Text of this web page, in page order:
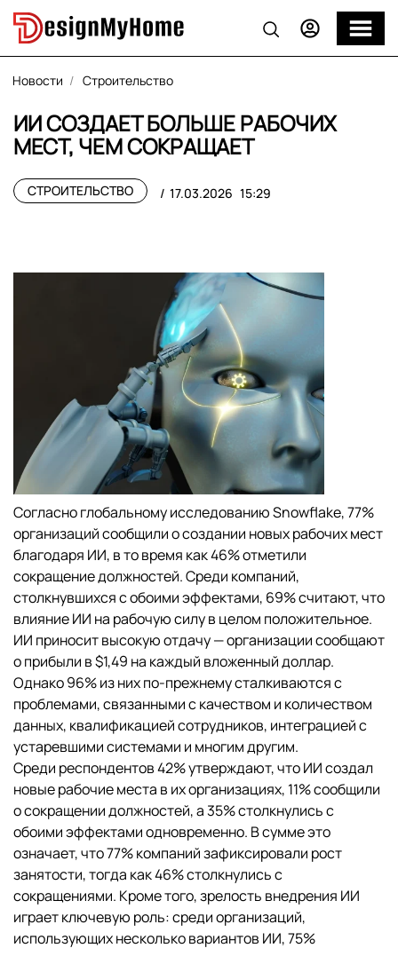
Новости Строительство
ИИ СОЗДАЕТ БОЛЬШЕ РАБОЧИХ
МЕСТ, ЧЕМ СОКРАЩАЕТ
СТРОИТЕЛЬСТВО 17.03.2026 15:29
Согласно глобальному исследованию Snowflake, 77%
организаций сообщили о создании новых рабочих мест
благодаря ИИ, в то время как 46% отметили
сокращение должностей. Среди компаний,
столкнувшихся с обоими эффектами, 69% считают, что
влияние ИИ на рабочую силу в целом положительное.
ИИ приносит высокую отдачу — организации сообщают
о прибыли в $1,49 на каждый вложенный доллар.
Однако 96% из них по-прежнему сталкиваются с
проблемами, связанными с качеством и количеством
данных, квалификацией сотрудников, интеграцией с
устаревшими системами и многим другим.
Среди респондентов 42% утверждают, что ИИ создал
новые рабочие места в их организациях, 11% сообщили
о сокращении должностей, а 35% столкнулись с
обоими эффектами одновременно. В сумме это
означает, что 77% компаний зафиксировали рост
занятости, тогда как 46% столкнулись с
сокращениями. Кроме того, зрелость внедрения ИИ
играет ключевую роль: среди организаций,
использующих несколько вариантов ИИ, 75%